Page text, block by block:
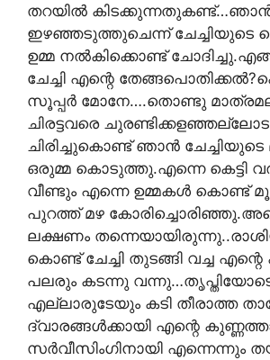
തറയില്‍
ഇഴഞ്ഞടുത്തുചെന്ന് ചേച്ചിയുടെ
ഉമ്മ നല്‍കിക്കൊണ്ട്
ചേച്ചി എന്റെ
സൂപ്പര്‍ മോനേ….തൊണ്ടു
ചിരട്ടവരെ
ചിരിച്ചുകൊണ്ട് ഞാന്‍ ചേച്ചിയുടെ
ഒരുമ്മ കൊടുത്തു.എന്നെ കെട്ടി
വീണ്ടും എന്നെ ഉമ്മകള്‍ കൊണ്ട്
പുറത്ത് മഴ
ലക്ഷണം
കൊണ്ട് ചേച്ചി തുടങ്ങി വച്ച എന്റെ
പലരും കടന്നു
എല്ലാരുടേയും കടി തീരാത്ത
ദ്വാരങ്ങള്‍ക്കായി എന്റെ
സര്‍വീസിംഗിനായി എന്നെന്നും